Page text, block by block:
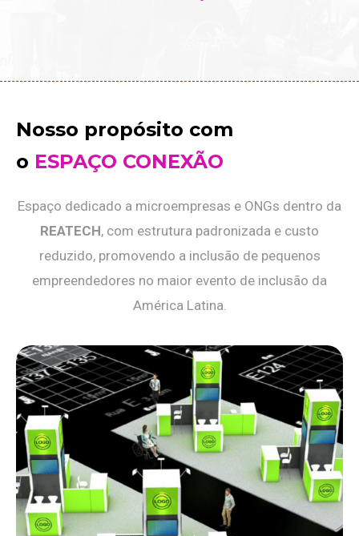
Nosso propósito com
o ESPAÇO CONEXÃO
Espaço dedicado a microempresas e ONGs dentro da
REATECH, com estrutura padronizada e custo
reduzido, promovendo a inclusão de pequenos
empreendedores no maior evento de inclusão da
América Latina.